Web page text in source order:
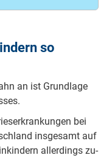
so
an ist Grund­la­ge
bei
ins­ge­samt auf
al­ler­dings zu­